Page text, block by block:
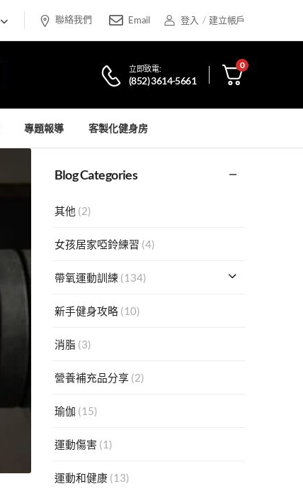
聯絡我們 Email 登入 / 建立帳戶
立即致電:
(852) 3614-5661
0
專題報導 客製化健身房
Blog Categories
其他 (2)
女孩居家啞鈴練習 (4)
帶氧運動訓練 (134)
新手健身攻略(10)
消脂 (3)
營養補充品分享 (2)
瑜伽 (15)
運動傷害 (1)
運動和健康(13)